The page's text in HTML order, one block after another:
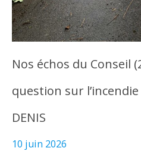
Nos échos du Conseil
question sur
DENIS
10 juin 2026